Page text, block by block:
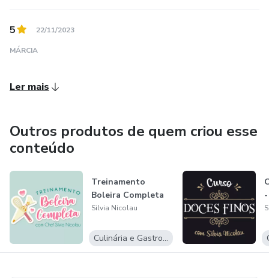
5 22/11/2023
MÁRCIA
Ler mais
Outros produtos de quem criou esse
conteúdo
Treinamento
Boleira Completa
Silvia Nicolau
Culinária e Gastronomia